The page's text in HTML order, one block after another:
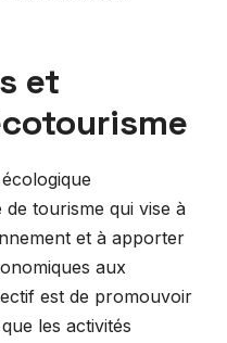
et
tourisme qui vise à
et à apporter
aux
est de promouvoir
les activités